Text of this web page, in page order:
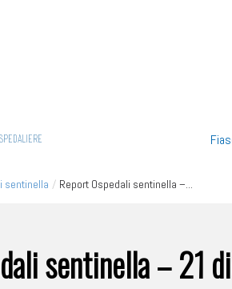
Vai
sentinella / Report Ospedali sentinella –...
sentinella – 21